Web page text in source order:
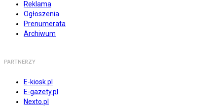
Reklama
Ogłoszenia
Prenumerata
Archiwum
PARTNERZY
E-kiosk.pl
E-gazety.pl
Nexto.pl